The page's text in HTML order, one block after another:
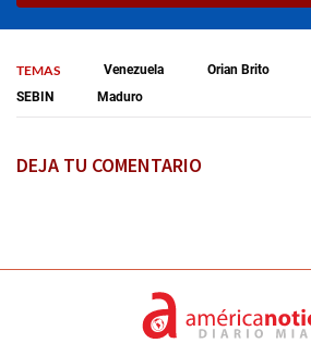
TEMAS Venezuela Orian Brito
SEBIN
Maduro
DEJA TU COMENTARIO